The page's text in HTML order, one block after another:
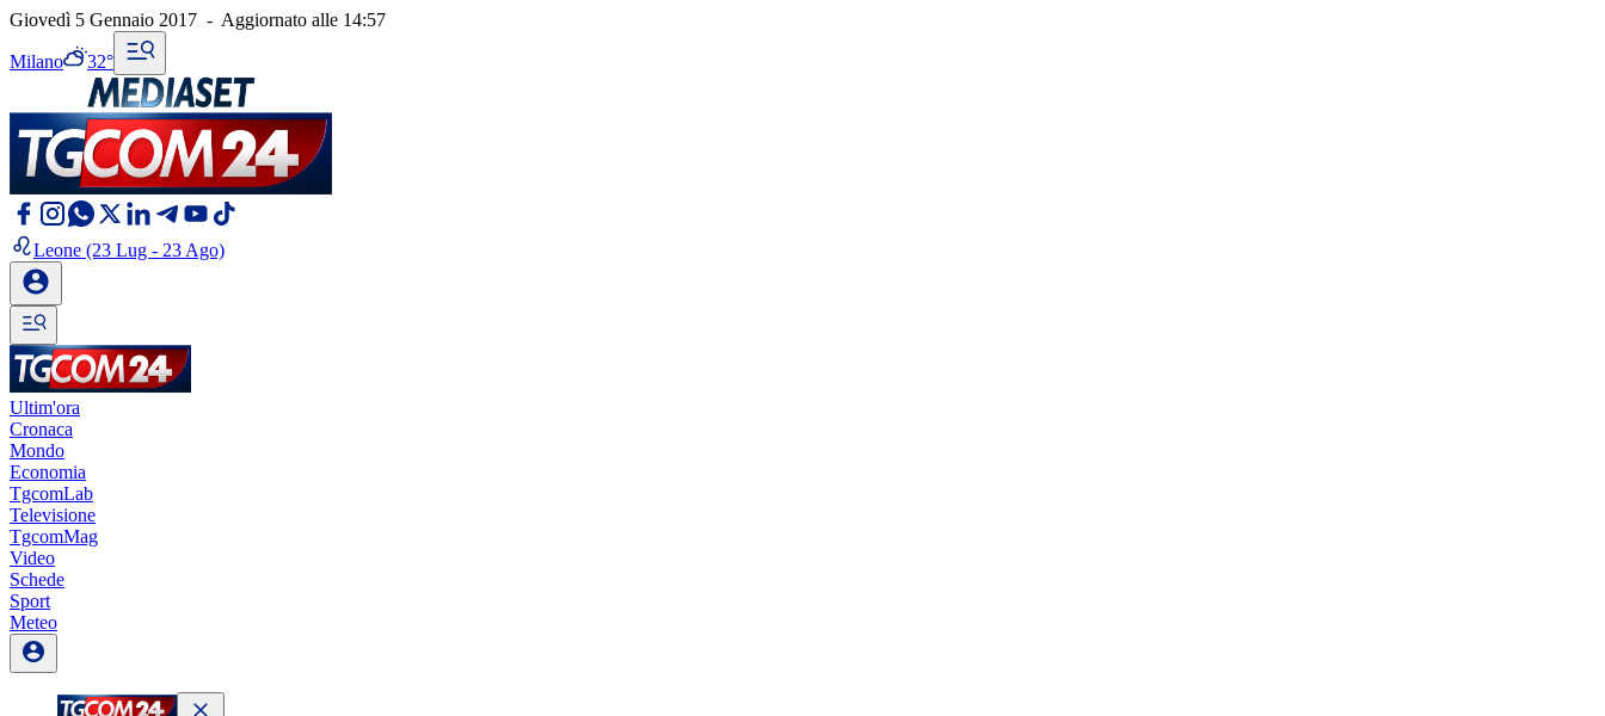
Giovedì 5 Gennaio 2017 - Aggiornato alle 14:57
Milano 32°
Leone (23 Lug - 23 Ago)
Ultim'ora
Cronaca
Mondo
Economia
TgcomLab
Televisione
TgcomMag
Video
Schede
Sport
Meteo